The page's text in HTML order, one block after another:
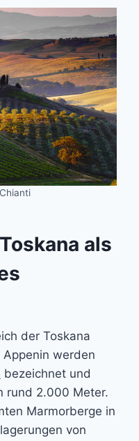
als
der Toskana
werden
bezeichnet und
rund 2.000 Meter.
Marmorberge in
von